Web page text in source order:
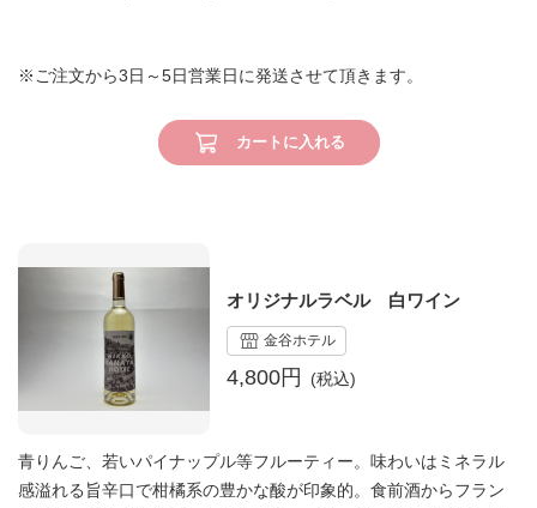
※ご注文から3日～5日営業日に発送させて頂きます。
カートに入れる
オリジナルラベル 白ワイン
金谷ホテル
4,800円
青りんご、若いパイナップル等フルーティー。味わいはミネラル
感溢れる旨辛口で柑橘系の豊かな酸が印象的。食前酒からフラン